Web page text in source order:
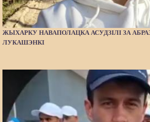
ЖЫХАРКУ НАВАПОЛАЦКА АСУДЗІЛІ ЗА
ЛУКАШЭНКІ